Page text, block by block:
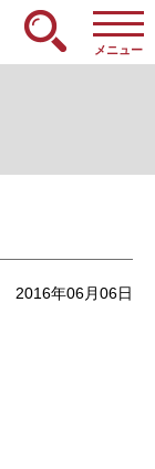
メニュー
2016年06月06日